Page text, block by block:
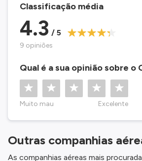
Classificação média
4.3 / 5
9 opiniões
Qual é a sua opinião sobre o
Muito mau Excelente
Outras companhias
As companhias aéreas mais